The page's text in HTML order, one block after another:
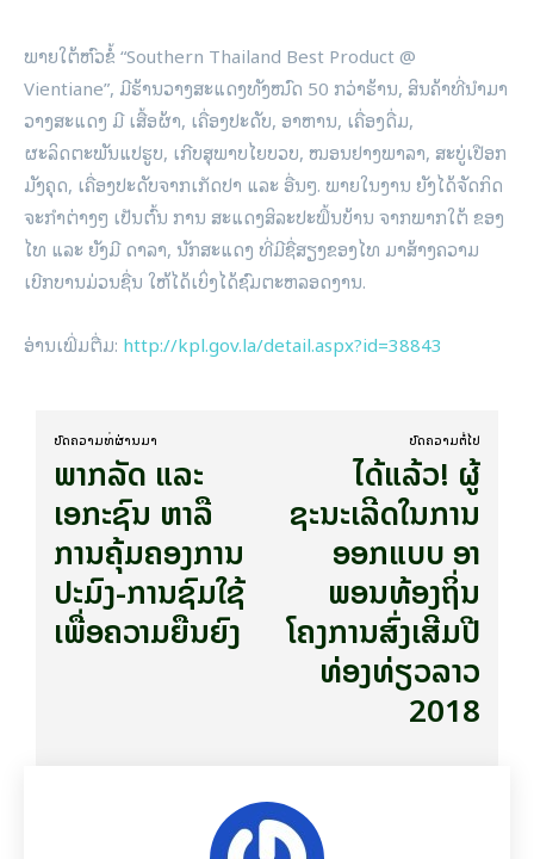
ພາຍ​ໃຕ້​ຫົວ​ຂໍ້ “Southern Thailand Best Product @
Vientiane”, ມີຮ້ານວາງສະແດງທັງໝົດ 50 ກວ່າຮ້ານ, ສິນຄ້າທີ່ນຳມາ
ວາງສະແດງ ມີ ເສື້ອຜ້າ, ເຄື່ອງປະດັບ, ອາຫານ, ເຄື່ອງດື່ມ,
ຜະລິດຕະພັນແປຮູບ, ເກີບສຸພາບໄຍບວບ, ໝອນຢາງພາລາ, ສະບູ່ເປືອກ
ມັງຄຸດ, ເຄື່ອງປະດັບຈາກເກັດປາ ແລະ ອື່ນໆ. ພາຍໃນງານ ຍັງໄດ້ຈັດກິດ
ຈະກຳຕ່າງໆ ເປັນຕົ້ນ ການ ສະແດງສິລະປະພື້ນບ້ານ ຈາກພາກໃຕ້ ຂອງ
ໄທ ແລະ ຍັງມີ ດາລາ, ນັກສະແດງ ທີ່ມີຊື່ສຽງຂອງໄທ ມາສ້າງຄວາມ
ເບີກບານມ່ວນຊື່ນ ໃຫ້ໄດ້ເບິ່ງໄດ້ຊົມຕະຫລອດງານ.
ອ່ານເພີ່ມຕື່ມ: http://kpl.gov.la/detail.aspx?id=38843
ບົດ​ຄວາມ​ທີ່​ຜ່ານ​ມາ
ພາກລັດ ແລະ
ເອກະຊົນ ຫາລື
ການຄຸ້ມຄອງການ
ປະມົງ-ການຊົມໃຊ້
ເພື່ອຄວາມຍືນຍົງ
ບົດ​ຄວາມ​ຕໍ່​ໄປ
ໄດ້ແລ້ວ! ຜູ້
ຊະນະເລີດໃນການ
ອອກແບບ ອາ
ພອນທ້ອງຖິ່ນ
ໂຄງການສົ່ງເສີມປີ
ທ່ອງທ່ຽວລາວ
2018